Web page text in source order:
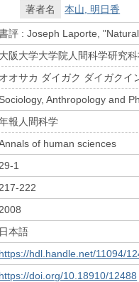
著者名 本山, 明日香
評 : Joseph Laporte,
大阪大学大学院人間科学研究
オオサカ ダイガク ダイガクイ
Sociology, Anthropology and
報人間科学
of human sciences
29-1
217-222
2008
日本語
https://hdl.handle.net/11094/
https://doi.org/10.18910/12488